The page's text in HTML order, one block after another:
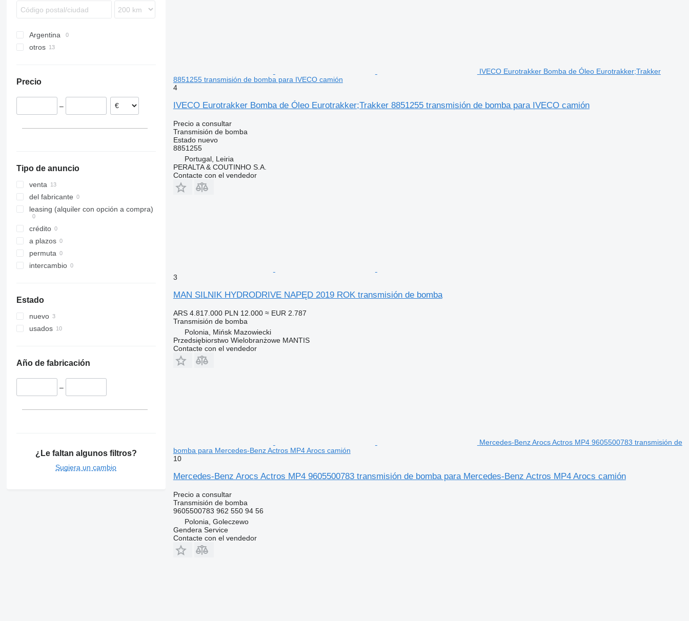
Argentina
otros
Países Bajos
Letonia
Precio
–
Tipo de anuncio
venta
del fabricante
leasing (alquiler con opción a compra)
crédito
a plazos
permuta
intercambio
Estado
nuevo
usados
Año de fabricación
–
¿Le faltan algunos filtros?
Sugiera un cambio
IVECO Eurotrakker Bomba de Óleo Eurotrakker;Trakker
8851255 transmisión de bomba para IVECO camión
4
IVECO Eurotrakker Bomba de Óleo Eurotrakker;Trakker 8851255 transmisión de bomba para IVECO camión
Precio a consultar
Transmisión de bomba
Estadonuevo
8851255
Portugal, Leiria
PERALTA & COUTINHO S.A.
Contacte con el vendedor
3
MAN SILNIK HYDRODRIVE NAPĘD 2019 ROK transmisión de bomba
ARS 4.817.000 PLN 12.000 ≈ EUR 2.787
Transmisión de bomba
Polonia, Mińsk Mazowiecki
Przedsiębiorstwo Wielobranżowe MANTIS
Contacte con el vendedor
Mercedes-Benz Arocs Actros MP4 9605500783 transmisión de
bomba para Mercedes-Benz Actros MP4 Arocs camión
10
Mercedes-Benz Arocs Actros MP4 9605500783 transmisión de bomba para Mercedes-Benz Actros MP4 Arocs camión
Precio a consultar
Transmisión de bomba
9605500783 962 550 94 56
Polonia, Goleczewo
Gendera Service
Contacte con el vendedor